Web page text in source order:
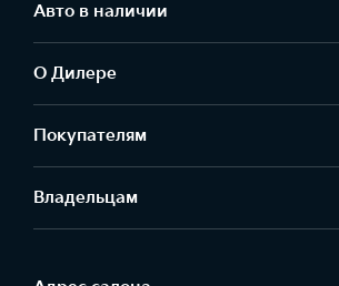
Авто в наличии
О Дилере
Покупателям
Владельцам